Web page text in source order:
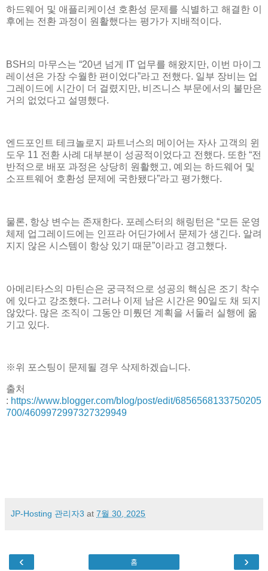
하드웨어 및 애플리케이션 호환성 문제를 식별하고 해결한 이
후에는 전환 과정이 원활했다는 평가가 지배적이다.
BSH의 마무스는 “20년 넘게 IT 업무를 해왔지만, 이번 마이그
레이션은 가장 수월한 편이었다”라고 전했다. 일부 장비는 업
그레이드에 시간이 더 걸렸지만, 비즈니스 부문에서의 불만은
거의 없었다고 설명했다.
엔드포인트 테크놀로지 파트너스의 메이어는 자사 고객의 윈
도우 11 전환 사례 대부분이 성공적이었다고 전했다. 또한 “전
반적으로 배포 과정은 상당히 원활했고, 예외는 하드웨어 및
소프트웨어 호환성 문제에 국한됐다”라고 평가했다.
물론, 항상 변수는 존재한다. 포레스터의 해링턴은 “모든 운영
체제 업그레이드에는 인프라 어딘가에서 문제가 생긴다. 알려
지지 않은 시스템이 항상 있기 때문”이라고 경고했다.
아메리타스의 마틴슨은 궁극적으로 성공의 핵심은 조기 착수
에 있다고 강조했다. 그러나 이제 남은 시간은 90일도 채 되지
않았다. 많은 조직이 그동안 미뤘던 계획을 서둘러 실행에 옮
기고 있다.
※위 포스팅이 문제될 경우 삭제하겠습니다.
출처
: https://www.blogger.com/blog/post/edit/6856568133750205
700/4609972997327329949
JP-Hosting 관리자3 at 7월 30, 2025
‹ ›
홈